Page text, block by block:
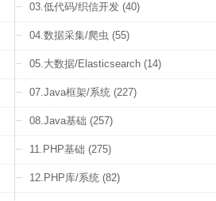
03.低代码/织信开发 (40)
04.数据采集/爬虫 (55)
05.大数据/Elasticsearch (14)
07.Java框架/系统 (227)
08.Java基础 (257)
11.PHP基础 (275)
12.PHP库/系统 (82)